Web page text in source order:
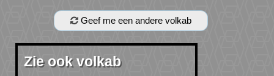
Geef me een andere volkab
Zie ook volkab